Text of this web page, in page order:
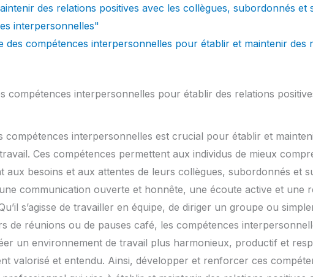
des relations positives avec les collègues, subordonnés et
interpersonnelles"
des compétences interpersonnelles pour établir et maintenir des
compétences interpersonnelles pour établir des relations
compétences interpersonnelles est crucial pour établir et
Ces compétences permettent aux individus de mieux
aux besoins et aux attentes de leurs collègues, subordonnés et
communication ouverte et honnête, une écoute active et une
s’agisse de travailler en équipe, de diriger un groupe ou
de réunions ou de pauses café, les compétences
un environnement de travail plus harmonieux, productif et
valorisé et entendu. Ainsi, développer et renforcer ces